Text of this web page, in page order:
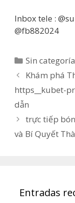
Inbox tele :
@fb882024
Categorías
Sin categoría
Khám phá
https__kubet-
dẫn
trực tiếp
và Bí Quyết
Entradas